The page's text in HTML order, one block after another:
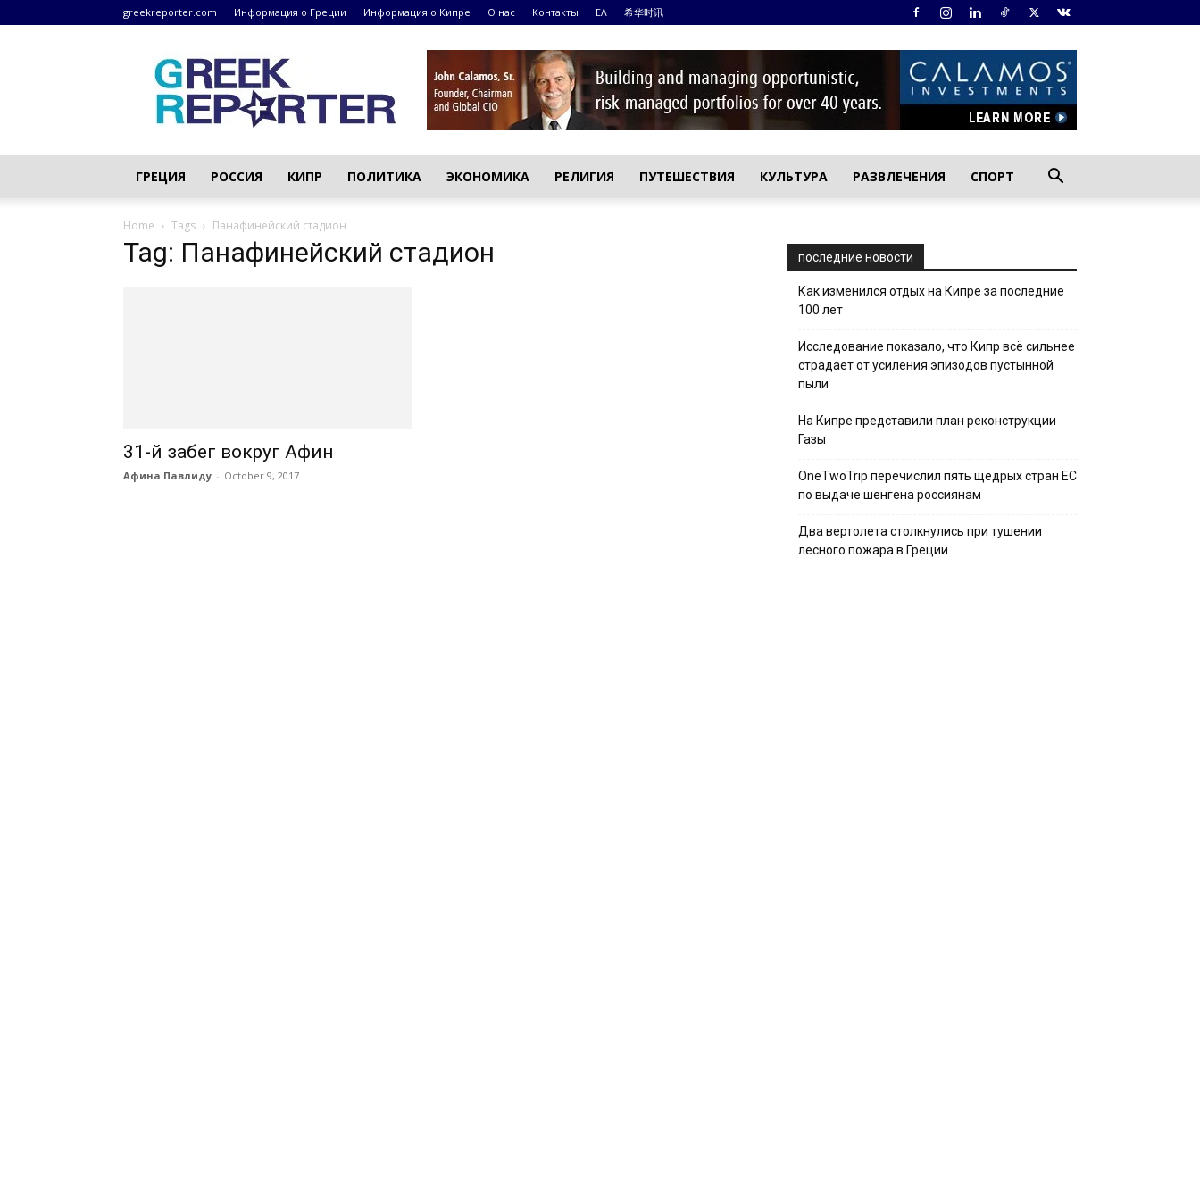
greekreporter.com Информация о Греции Информация о Кипре О нас Контакты ΕΛ 希华时讯
Греческие
новости
–
greekreporter.com
ГРЕЦИЯ РОССИЯ КИПР ПОЛИТИКА ЭКОНОМИКА РЕЛИГИЯ ПУТЕШЕСТВИЯ КУЛЬТУРА РАЗВЛЕЧЕНИЯ СПОРТ
Home Tags Панафинейский стадион
Tag: Панафинейский стадион
31-й забег вокруг Афин
Афина Павлиду - October 9, 2017
последние новости
Как изменился отдых на Кипре за последние
100 лет
Исследование показало, что Кипр всё сильнее
страдает от усиления эпизодов пустынной
пыли
На Кипре представили план реконструкции
Газы
OneTwoTrip перечислил пять щедрых стран ЕС
по выдаче шенгена россиянам
Два вертолета столкнулись при тушении
лесного пожара в Греции